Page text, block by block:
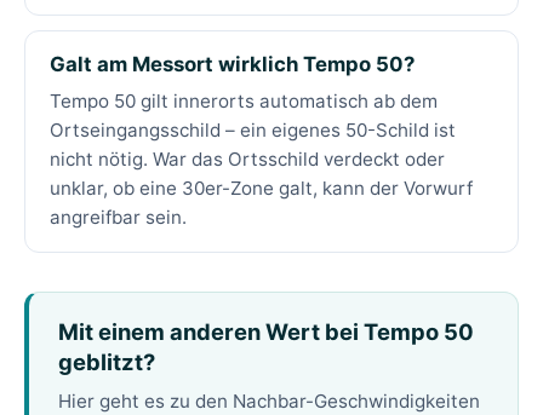
Galt am Messort wirklich Tempo 50?
Tempo 50 gilt innerorts automatisch ab dem
Ortseingangsschild – ein eigenes 50-Schild ist
nicht nötig. War das Ortsschild verdeckt oder
unklar, ob eine 30er-Zone galt, kann der Vorwurf
angreifbar sein.
Mit einem anderen Wert bei Tempo 50
geblitzt?
Hier geht es zu den Nachbar-Geschwindigkeiten